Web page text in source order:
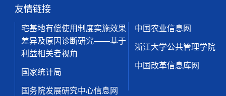
友情链接
宅基地有偿使用制度实施效果
差异及原因诊断研究——基于
利益相关者视角
国家统计局
国务院发展研究中心信息网
中国农业信息网
浙江大学公共管理学院
中国改革信息库网